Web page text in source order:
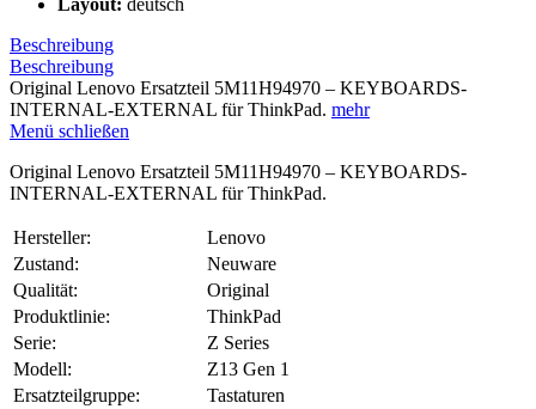
Beschreibung
Beschreibung
Original Lenovo Ersatzteil 5M11H94970 – KEYBOARDS-
INTERNAL-EXTERNAL für ThinkPad. mehr
Menü schließen
Original Lenovo Ersatzteil 5M11H94970 – KEYBOARDS-
INTERNAL-EXTERNAL für ThinkPad.
Hersteller:
Lenovo
Zustand:
Neuware
Qualität:
Original
Produktlinie:
ThinkPad
Serie:
Z Series
Modell:
Z13 Gen 1
Ersatzteilgruppe:
Tastaturen